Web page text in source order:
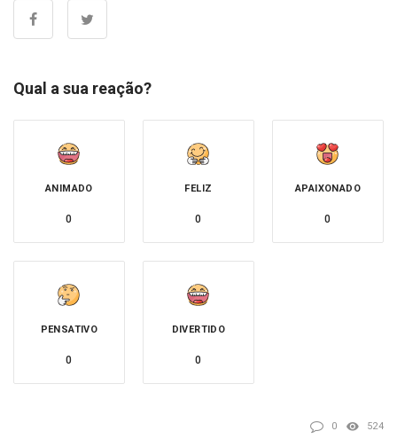
Qual a sua reação?
ANIMADO
0
FELIZ
0
APAIXONADO
0
PENSATIVO
0
DIVERTIDO
0
0 524